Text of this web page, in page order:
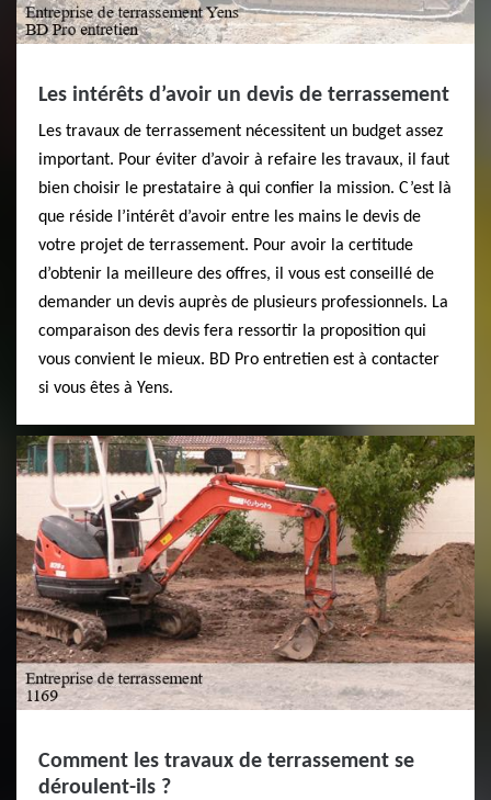
Les intérêts d’avoir un devis de terrassement
Les travaux de terrassement nécessitent un budget assez
important. Pour éviter d’avoir à refaire les travaux, il faut
bien choisir le prestataire à qui confier la mission. C’est là
que réside l’intérêt d’avoir entre les mains le devis de
votre projet de terrassement. Pour avoir la certitude
d’obtenir la meilleure des offres, il vous est conseillé de
demander un devis auprès de plusieurs professionnels. La
comparaison des devis fera ressortir la proposition qui
vous convient le mieux. BD Pro entretien est à contacter
si vous êtes à Yens.
Comment les travaux de terrassement se
déroulent-ils ?